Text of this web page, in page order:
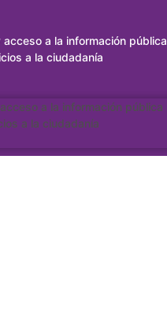
a la información pública
a la ciudadanía
a la información pública
a la ciudadanía